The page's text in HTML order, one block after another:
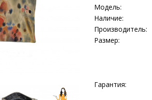
Модель:
Наличие:
Производитель:
Размер:
Гарантия: